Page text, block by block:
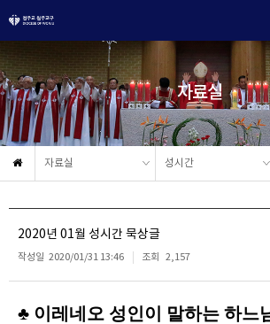
자료실
자료실 성시간
2020년 01월 성시간 묵상글
작성일 2020/01/31 13:46 조회 2,157
♣ 이레네오 성인이 말하는 하느